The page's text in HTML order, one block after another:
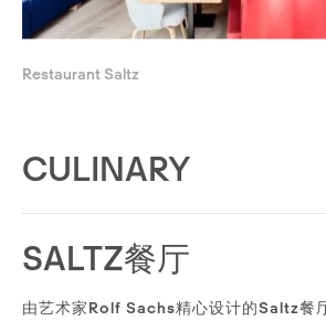
Restaurant Saltz
CULINARY
SALTZ餐厅
由艺术家Rolf Sachs精心设计的Saltz餐